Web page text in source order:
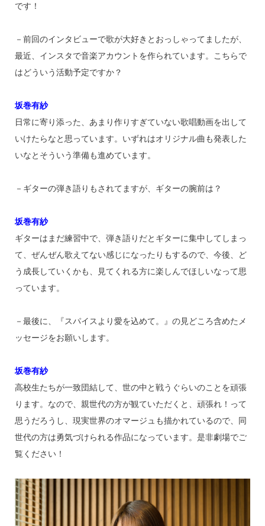
です！
－前回のインタビューで歌が大好きとおっしゃってましたが、
最近、インスタで音楽アカウントを作られています。こちらで
はどういう活動予定ですか？
坂巻有紗
日常に寄り添った、あまり作りすぎていない歌唱動画を出して
いけたらなと思っています。いずれはオリジナル曲も発表した
いなとそういう準備も進めています。
－ギターの弾き語りもされてますが、ギターの腕前は？
坂巻有紗
ギターはまだ練習中で、弾き語りだとギターに集中してしまっ
て、ぜんぜん歌えてない感じになったりもするので、今後、ど
う成長していくかも、見てくれる方に楽しんでほしいなって思
っています。
－最後に、『スパイスより愛を込めて。』の見どころ含めたメ
ッセージをお願いします。
坂巻有紗
高校生たちが一致団結して、世の中と戦うぐらいのことを頑張
ります。なので、親世代の方が観ていただくと、頑張れ！って
思うだろうし、現実世界のオマージュも描かれているので、同
世代の方は勇気づけられる作品になっています。是非劇場でご
覧ください！